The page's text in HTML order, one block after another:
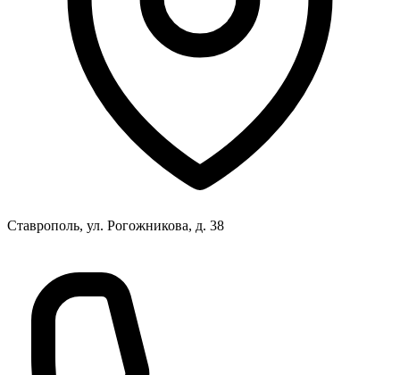
Ставрополь, ул. Рогожникова, д. 38